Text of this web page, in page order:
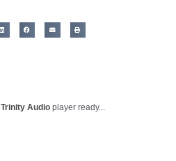
Trinity Audio player ready...